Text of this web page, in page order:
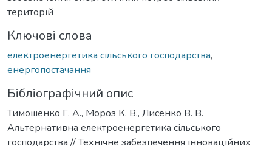
територій
Ключові слова
електроенергетика сільського господарства,
енергопостачання
Бібліографічний опис
Тимошенко Г. А., Мороз К. В., Лисенко В. В.
Альтернативна електроенергетика сільського
господарства // Технічне забезпечення інноваційних